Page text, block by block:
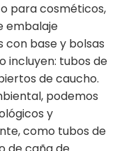
para cosméticos,
embalaje
con base y bolsas
incluyen: tubos de
de caucho.
podemos
y
como tubos de